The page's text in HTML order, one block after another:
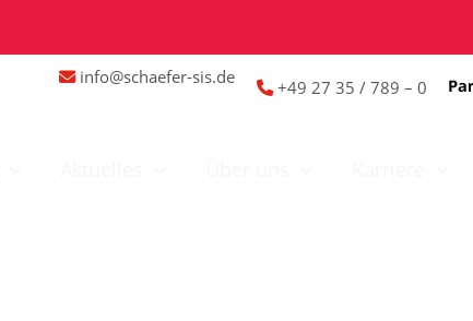
info@schaefer-sis.de +49 27 35 / 789 – 0